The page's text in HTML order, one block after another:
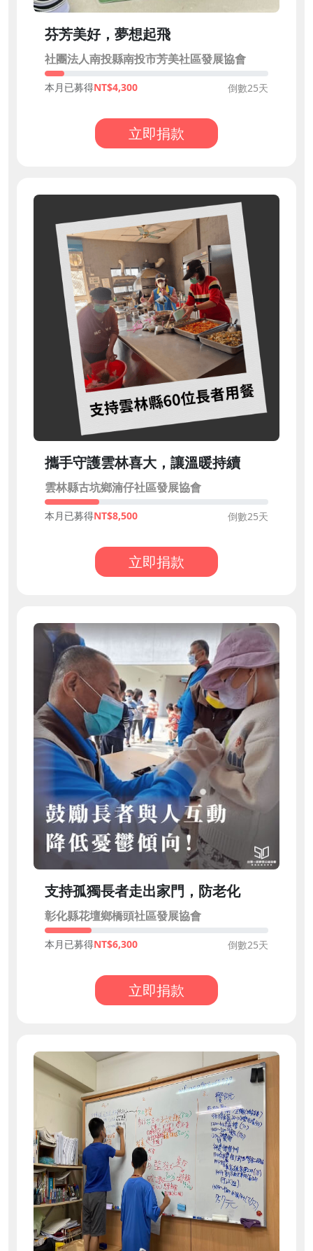
芬芳美好，夢想起飛
社團法人南投縣南投市芳美社區發展協會
本月已募得 4,300 倒數25天
立即捐款
攜手守護雲林喜大，讓溫暖持續
雲林縣古坑鄉湳仔社區發展協會
本月已募得 8,500 倒數25天
立即捐款
支持孤獨長者走出家門，防老化
彰化縣花壇鄉橋頭社區發展協會
本月已募得 6,300 倒數25天
立即捐款